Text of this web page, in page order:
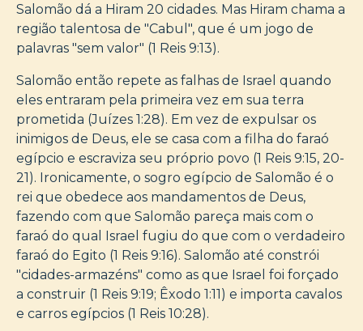
Salomão dá a Hiram 20 cidades. Mas Hiram chama a
região talentosa de "Cabul", que é um jogo de
palavras "sem valor" (1 Reis 9:13).
Salomão então repete as falhas de Israel quando
eles entraram pela primeira vez em sua terra
prometida (Juízes 1:28). Em vez de expulsar os
inimigos de Deus, ele se casa com a filha do faraó
egípcio e escraviza seu próprio povo (1 Reis 9:15, 20-
21). Ironicamente, o sogro egípcio de Salomão é o
rei que obedece aos mandamentos de Deus,
fazendo com que Salomão pareça mais com o
faraó do qual Israel fugiu do que com o verdadeiro
faraó do Egito (1 Reis 9:16). Salomão até constrói
"cidades-armazéns" como as que Israel foi forçado
a construir (1 Reis 9:19; Êxodo 1:11) e importa cavalos
e carros egípcios (1 Reis 10:28).